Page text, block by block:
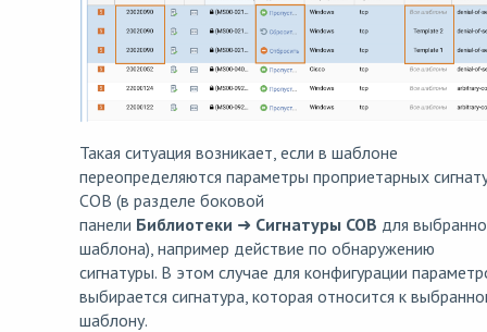
Такая ситуация возникает, если в шаблоне
переопределяются параметры проприетарных
СОВ (в разделе боковой
панели Библиотеки ➜ Сигнатуры СОВ для
шаблона), например действие по обнаружению
сигнатуры. В этом случае для конфигурации
выбирается сигнатура, которая относится к
шаблону.